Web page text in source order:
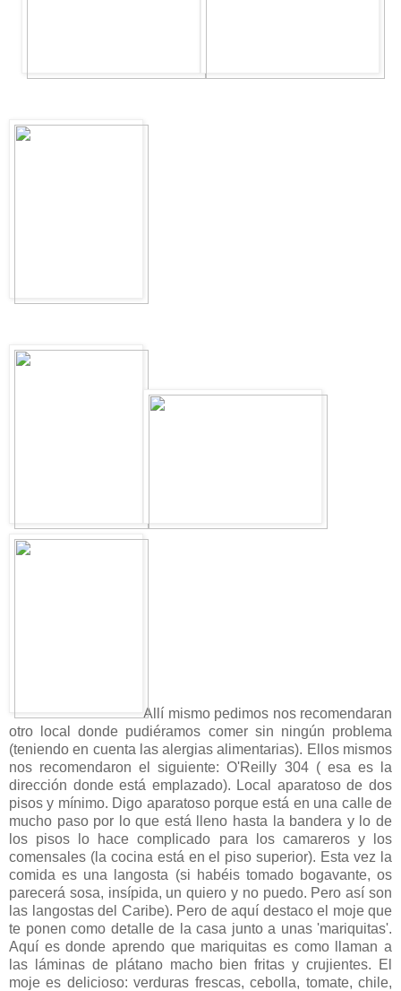
Allí mismo pedimos nos recomendaran
otro local donde pudiéramos comer sin ningún problema
(teniendo en cuenta las alergias alimentarias). Ellos mismos
nos recomendaron el siguiente: O'Reilly 304 ( esa es la
dirección donde está emplazado). Local aparatoso de dos
pisos y mínimo. Digo aparatoso porque está en una calle de
mucho paso por lo que está lleno hasta la bandera y lo de
los pisos lo hace complicado para los camareros y los
comensales (la cocina está en el piso superior). Esta vez la
comida es una langosta (si habéis tomado bogavante, os
parecerá sosa, insípida, un quiero y no puedo. Pero así son
las langostas del Caribe). Pero de aquí destaco el moje que
te ponen como detalle de la casa junto a unas 'mariquitas'.
Aquí es donde aprendo que mariquitas es como llaman a
las láminas de plátano macho bien fritas y crujientes. El
moje es delicioso: verduras frescas, cebolla, tomate, chile,